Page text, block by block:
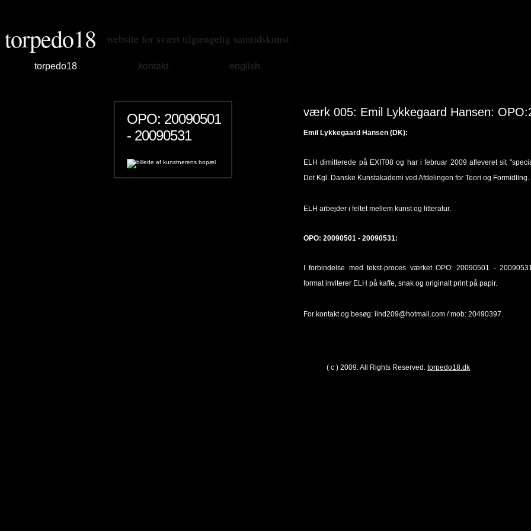
torpedo18 website for svært tilgængelig samtidskunst
torpedo18 kontakt english
OPO: 20090501
- 20090531
værk 005: Emil Lykkegaard Hansen:
Emil Lykkegaard Hansen (DK):
ELH dimitterede på EXIT08 og har i februar 2009 afleveret sit
Det Kgl. Danske Kunstakademi ved Afdelingen for Teori og Formidling.
ELH arbejder i feltet mellem kunst og litteratur.
OPO: 20090501 - 20090531:
I forbindelse med tekst-proces værket OPO: 20090501 -
format inviterer ELH på kaffe, snak og originalt print på papir.
For kontakt og besøg: iind209@hotmail.com / mob: 20490397.
( c ) 2009. All Rights Reserved. torpedo18.dk